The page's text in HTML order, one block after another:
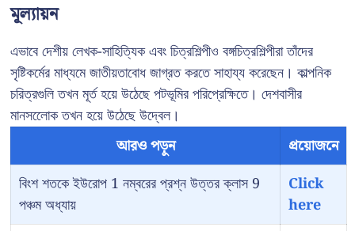
মূল্যায়ন
এভাবে দেশীয় লেখক-সাহিত্যিক এবং চিত্রশিল্পীও বঙ্গচিত্রশিল্পীরা তাঁদের
সৃষ্টিকর্মের মাধ্যমে জাতীয়তাবোধ জাগ্রত করতে সাহায্য করেছেন। কাল্পনিক
চরিত্রগুলি তখন মূর্ত হয়ে উঠেছে পটভূমির পরিপ্রেক্ষিতে। দেশবাসীর
মানসলোেক তখন হয়ে উঠেছে উদ্বেল।
আরও পড়ুন
প্রয়োজনে
বিংশ শতকে ইউরোপ 1 নম্বরের প্রশ্ন উত্তর ক্লাস 9
পঞ্চম অধ্যায়
Click
here